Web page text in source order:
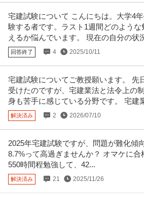
宅建試験について こんにちは。大学4
験する者です。ラスト1週間どのような
えるか悩んでいます。 現在の自分の状
回答終了 4 2025/10/11
宅建試験についてご教授願います。 先
受けたのですが、宅建業法と法令上の
身も苦手に感じている分野です。 宅建
解決済み 2 2026/07/10
2025年宅建試験ですが、問題が難化傾
8.7%って高過ぎませんか？ オマケに合
550時間程勉強して、42...
解決済み 21 2025/11/26